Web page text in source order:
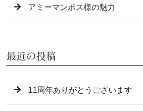
アミーマンボス様の魅力
最近の投稿
11周年ありがとうございます